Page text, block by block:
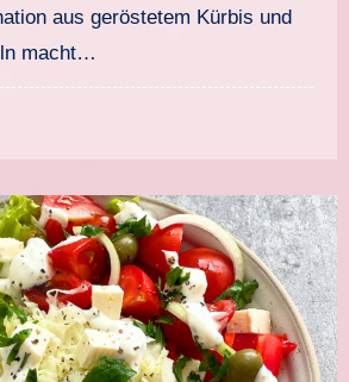
aus geröstetem Kürbis und
macht…